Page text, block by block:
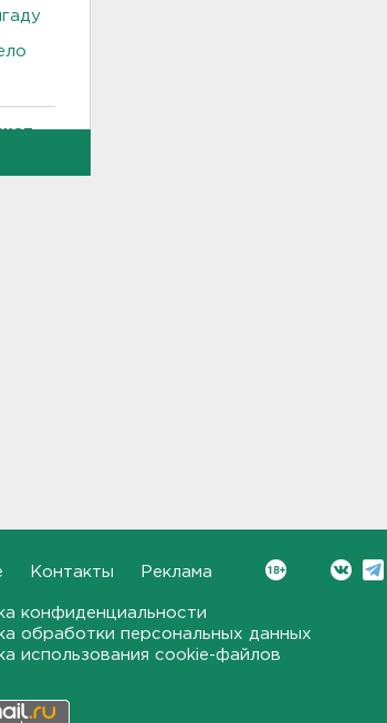
Контакты Реклама
конфиденциальности
обработки персональных данных
использования cookie-файлов